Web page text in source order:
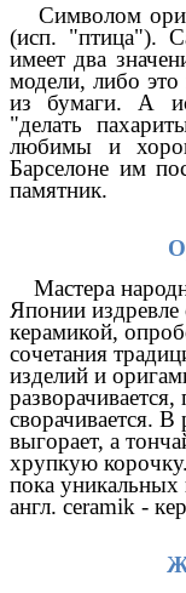
Символом
(исп. "птица").
имеет два
модели, либо
из бумаги. А
"делать
любимы и
Барселоне им
памятник.
Мастера
Японии издревле
керамикой,
сочетания
изделий и
сворачивается. В
выгорает, а
хрупкую
пока уникальных
англ. ceramik -